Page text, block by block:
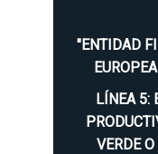
"ENTIDAD
LÍNEA 5:
VERDE